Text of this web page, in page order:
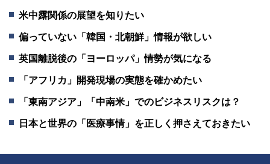
米中露関係の展望を知りたい
偏っていない「韓国・北朝鮮」情報が欲しい
英国離脱後の「ヨーロッパ」情勢が気になる
「アフリカ」開発現場の実態を確かめたい
「東南アジア」「中南米」でのビジネスリスクは？
日本と世界の「医療事情」を正しく押さえておきたい